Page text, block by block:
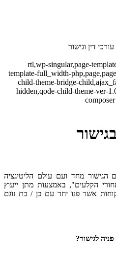
דין וגישור
rtl,wp-singular,page-
template-full_width-
child-theme-bridge-
hidden,qode-child-theme-ver-
בגישור
מחד ועם עולם הליטיגציה
הקלעים", באמצעות מתן ייעוץ
אשר פנו יחד עם בן / בת זוגם
לגישור?